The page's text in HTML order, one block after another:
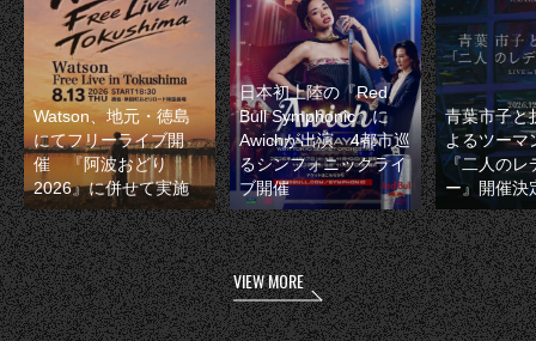
Watson、地元・徳島
にてフリーライブ開
催 『阿波おどり
2026』に併せて実施
日本初上陸の『Red
Bull Symphonic』に
Awichが出演 4都市巡
るシンフォニックライ
ブ開催
青葉市子と
よるツーマ
『二人のレ
ー』開催決
VIEW MORE